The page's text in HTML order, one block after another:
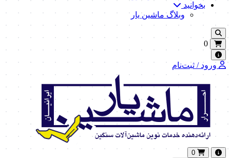
بخوانید
وبلاگ ماشین یار
0
ورود / ثبت‌نام
0